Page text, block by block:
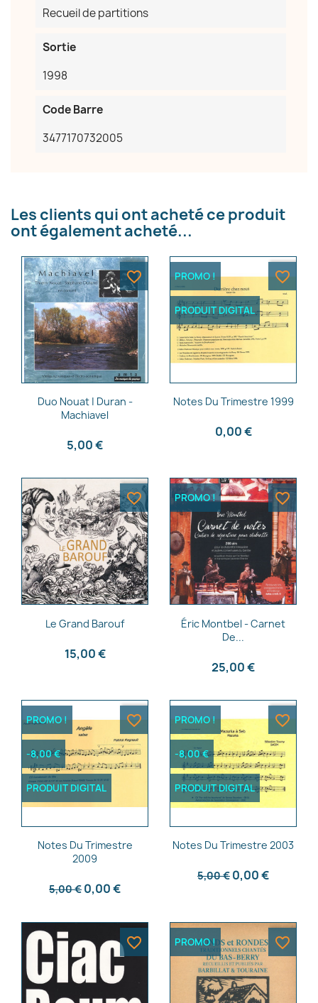
Recueil de partitions
Sortie
1998
Code Barre
3477170732005
Les clients qui ont acheté ce produit
ont également acheté...
Aperçu rapide
Duo Nouat | Duran -
Machiavel
5,00 €
favorite_border
Aperçu rapide
Notes Du Trimestre 1999
0,00 €
PROMO !
PRODUIT DIGITAL
favorite_border
Aperçu rapide
Le Grand Barouf
15,00 €
favorite_border
Aperçu rapide
Éric Montbel - Carnet
De...
25,00 €
PROMO ! favorite_border
Aperçu rapide
Notes Du Trimestre
2009
5,00 € 0,00 €
PROMO !
-8,00 €
PRODUIT DIGITAL
favorite_border
 Aperçu rapide
Notes Du Trimestre 2003
5,00 € 0,00 €
PROMO !
-8,00 €
PRODUIT DIGITAL
favorite_border
favorite_border PROMO ! favorite_border
Annuler Créer une liste d'envies